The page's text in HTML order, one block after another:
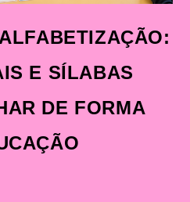
E SÍLABAS
DE FORMA